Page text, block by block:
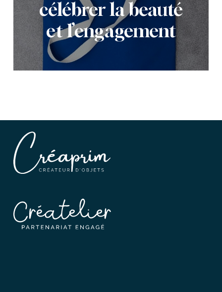
célébrer la beauté
et l’engagement